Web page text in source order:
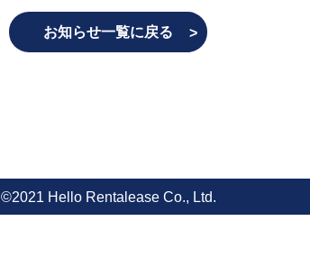
お知らせ一覧に戻る
©2021 Hello Rentalease Co., Ltd.